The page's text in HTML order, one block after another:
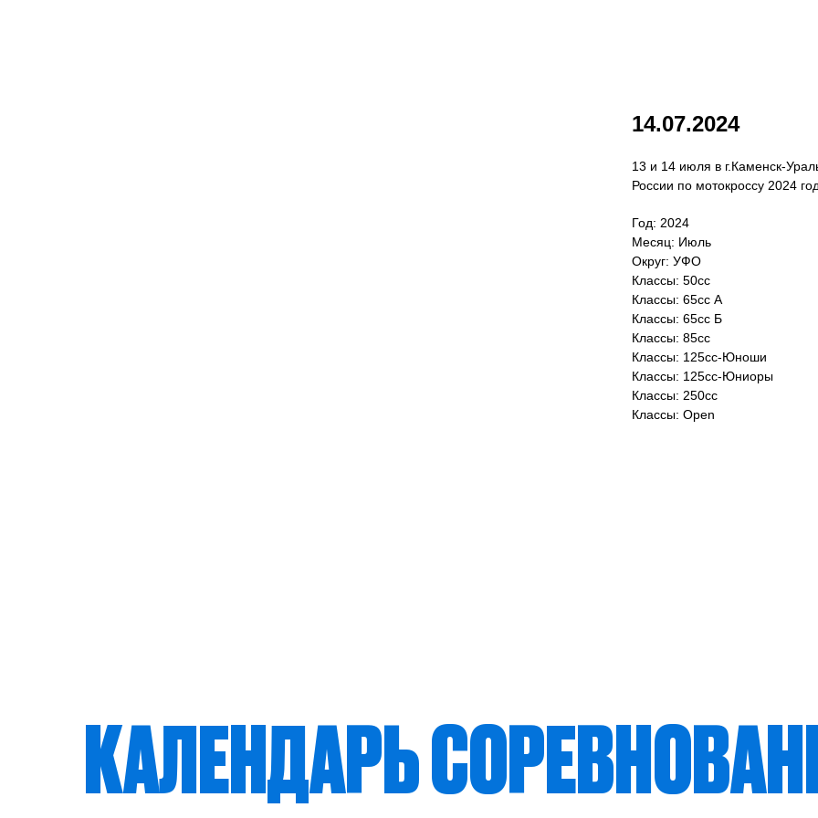
14.07.2024
13 и 14 июля в г.Каменск-
России по мотокроссу 2024
Год: 2024
Месяц: Июль
Округ: УФО
Классы: 50сс
Классы: 65сс A
Классы: 65cc Б
Классы: 85сс
Классы: 125сс-Юноши
Классы: 125сс-Юниоры
Классы: 250сс
Классы: Open
КАЛЕНДАРЬ